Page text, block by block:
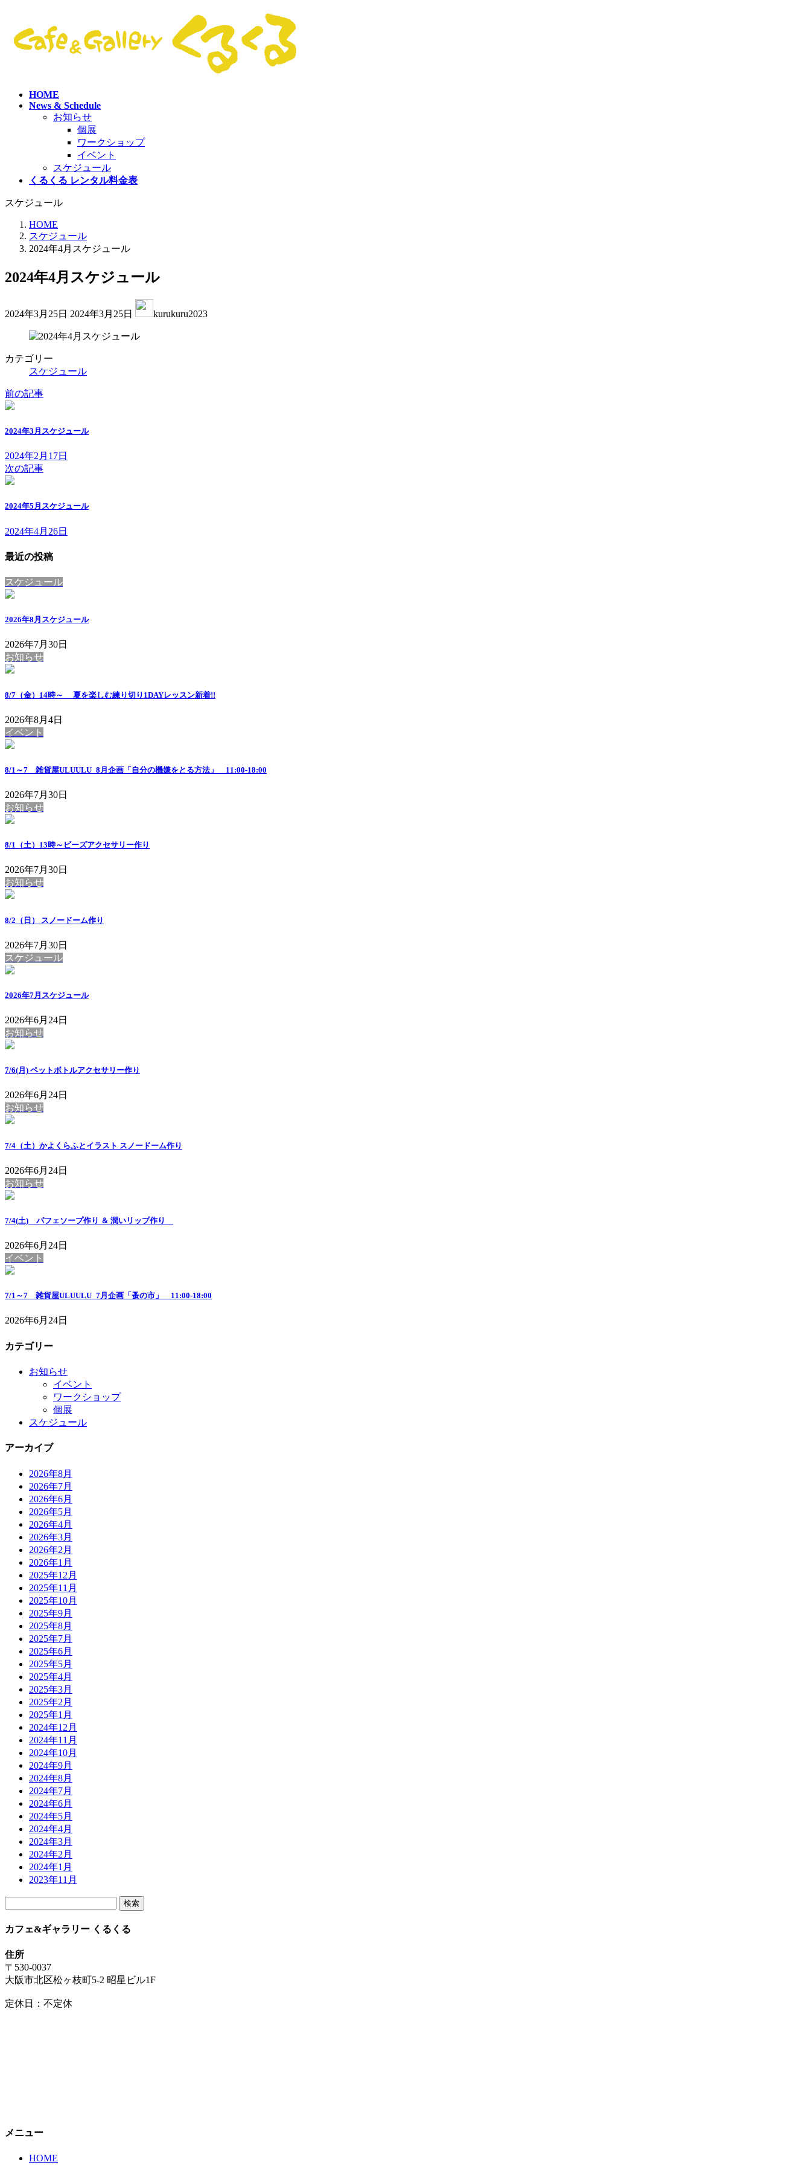
HOME
News & Schedule
お知らせ
個展
ワークショップ
イベント
スケジュール
くるくる レンタル料金表
スケジュール
HOME
スケジュール
2024年4月スケジュール
2024年4月スケジュール
2024年3月25日 終
更
新
2024年3月25日 kurukuru2023
カテゴリー
スケジュール
前の記事
2024年3月スケジュール
2024年2月17日
次の記事
2024年5月スケジュール
2024年4月26日
最近の投稿
スケジュール
2026年8月スケジュール
2026年7月30日
お知らせ
8/7（金）14時～ 夏を楽しむ練り切り1DAYレッスン新着!!
2026年8月4日
イベント
8/1～7 雑貨屋ULUULU_8月企画「自分の機嫌をとる方法」 11:00-18:00
2026年7月30日
お知らせ
8/1（土）13時～ビーズアクセサリー作り
2026年7月30日
お知らせ
8/2（日） スノードーム作り
2026年7月30日
スケジュール
2026年7月スケジュール
2026年6月24日
お知らせ
7/6(月) ペットボトルアクセサリー作り
2026年6月24日
お知らせ
7/4（土）かよくらふとイラスト スノードーム作り
2026年6月24日
お知らせ
7/4(土) パフェソープ作り ＆ 潤いリップ作り
2026年6月24日
イベント
7/1～7 雑貨屋ULUULU_7月企画「蚤の市」 11:00-18:00
2026年6月24日
カテゴリー
お知らせ
イベント
ワークショップ
個展
スケジュール
アーカイブ
2026年8月
2026年7月
2026年6月
2026年5月
2026年4月
2026年3月
2026年2月
2026年1月
2025年12月
2025年11月
2025年10月
2025年9月
2025年8月
2025年7月
2025年6月
2025年5月
2025年4月
2025年3月
2025年2月
2025年1月
2024年12月
2024年11月
2024年10月
2024年9月
2024年8月
2024年7月
2024年6月
2024年5月
2024年4月
2024年3月
2024年2月
2024年1月
2023年11月
カフェ&ギャラリー くるくる
住所
〒530-0037
大阪市北区松ヶ枝町5-2 昭星ビル1F
定休日：不定休
メニュー
HOME